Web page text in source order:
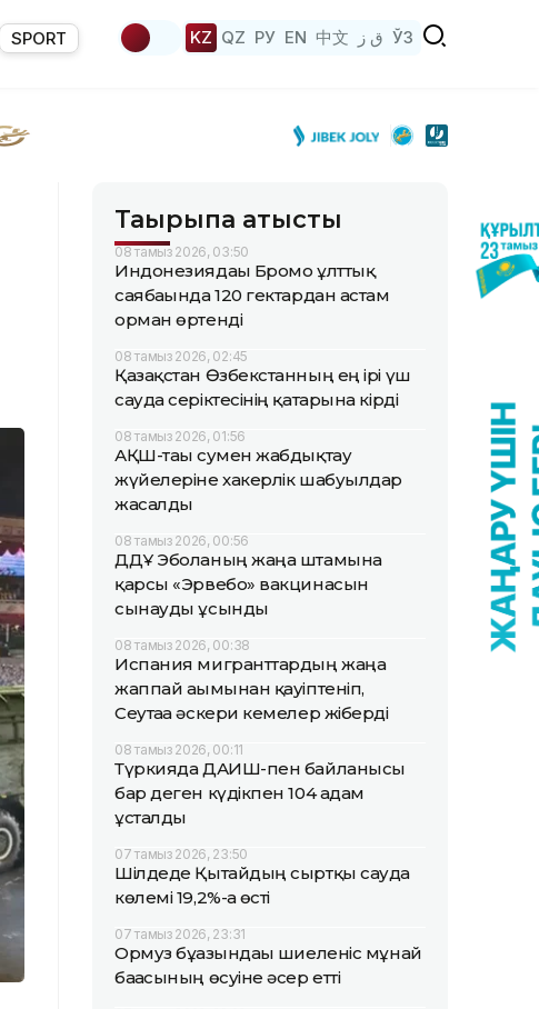
SPORT KZ QZ РУ EN 中文 ق ز ЎЗ
Тақырыпқа қатысты
08 тамыз 2026, 03:50
Индонезиядағы Бромо ұлттық
саябағында 120 гектардан астам
орман өртенді
08 тамыз 2026, 02:45
Қазақстан Өзбекстанның ең ірі үш
сауда серіктесінің қатарына кірді
08 тамыз 2026, 01:56
АҚШ-тағы сумен жабдықтау
жүйелеріне хакерлік шабуылдар
жасалды
08 тамыз 2026, 00:56
ДДҰ Эболаның жаңа штамына
қарсы «Эрвебо» вакцинасын
сынауды ұсынды
08 тамыз 2026, 00:38
Испания мигранттардың жаңа
жаппай ағымынан қауіптеніп,
Сеутаға әскери кемелер жіберді
08 тамыз 2026, 00:11
Түркияда ДАИШ-пен байланысы
бар деген күдікпен 104 адам
ұсталды
07 тамыз 2026, 23:50
Шілдеде Қытайдың сыртқы сауда
көлемі 19,2%-ға өсті
07 тамыз 2026, 23:31
Ормуз бұғазындағы шиеленіс мұнай
бағасының өсуіне әсер етті